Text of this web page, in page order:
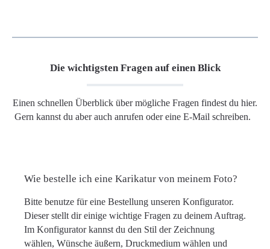
Die wichtigsten Fragen auf einen Blick
Einen schnellen Überblick über mögliche Fragen findest du hier.
Gern kannst du aber auch anrufen oder eine E-Mail schreiben.
Wie bestelle ich eine Karikatur von meinem Foto?
Bitte benutze für eine Bestellung unseren Konfigurator.
Dieser stellt dir einige wichtige Fragen zu deinem Auftrag.
Im Konfigurator kannst du den Stil der Zeichnung
wählen, Wünsche äußern, Druckmedium wählen und